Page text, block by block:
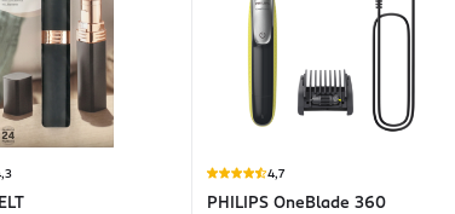
4,7
PHILIPS OneBlade 360